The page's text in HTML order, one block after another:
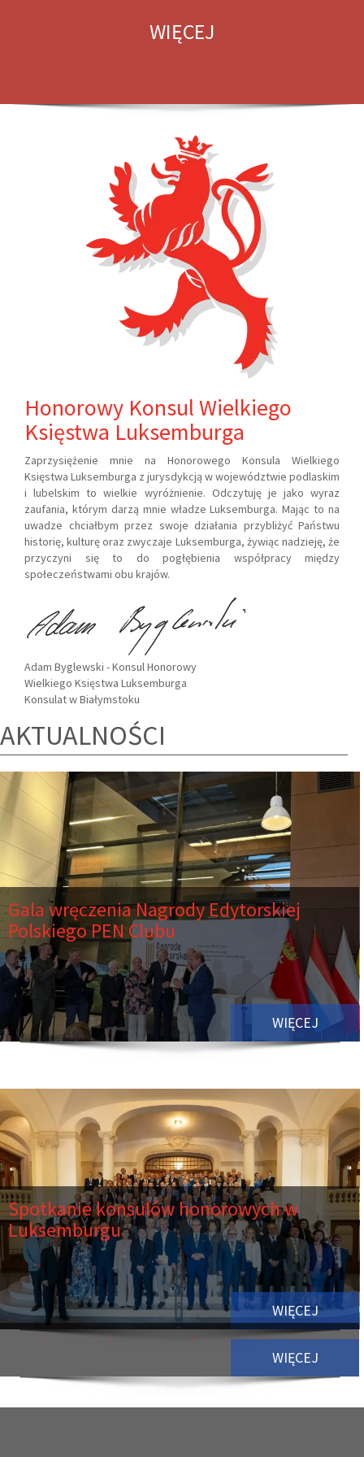
WIĘCEJ
WIĘCEJ
WIĘCEJ
Honorowy Konsul Wielkiego
Księstwa Luksemburga
Zaprzysiężenie mnie na Honorowego Konsula Wielkiego
Księstwa Luksemburga z jurysdykcją w województwie podlaskim
i lubelskim to wielkie wyróżnienie. Odczytuję je jako wyraz
zaufania, którym darzą mnie władze Luksemburga. Mając to na
uwadze chciałbym przez swoje działania przybliżyć Państwu
historię, kulturę oraz zwyczaje Luksemburga, żywiąc nadzieję, że
przyczyni się to do pogłębienia współpracy między
społeczeństwami obu krajów.
Adam Byglewski - Konsul Honorowy
Wielkiego Księstwa Luksemburga
Konsulat w Białymstoku
AKTUALNOŚCI
Gala wręczenia Nagrody Edytorskiej
Polskiego PEN Clubu
WIĘCEJ
Spotkanie konsulów honorowych w
Luksemburgu
WIĘCEJ
Międzynarodowy Dzień Praw Człowieka
WIĘCEJ